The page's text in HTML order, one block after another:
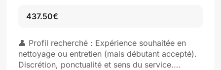
437.50€
👤 Profil recherché : Expérience souhaitée en
nettoyage ou entretien (mais débutant accepté).
Discrétion, ponctualité et sens du service.